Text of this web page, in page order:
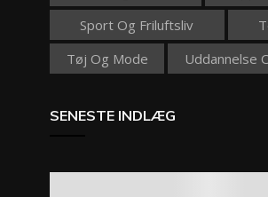
Sport Og Friluftsliv
Tøj Og Mode
Uddannelse
SENESTE INDLÆG